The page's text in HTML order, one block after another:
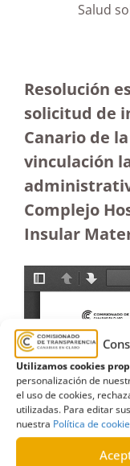
Utilizamos cookies
personalización de
el uso de cookies,
utilizadas. Para editar
nuestra Política de
Salud
Resolución
solicitud de
Canario de
vinculación
Complejo
Insular